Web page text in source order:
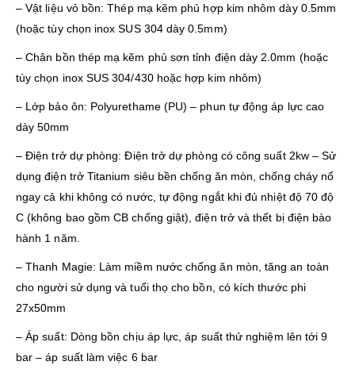
– Vật liệu vỏ bồn: Thép mạ kẽm phủ hợp kim nhôm dày 0.5mm
(hoặc tùy chọn inox SUS 304 dày 0.5mm)
– Chân bồn thép mạ kẽm phủ sơn tỉnh điện dày 2.0mm (hoặc
tùy chọn inox SUS 304/430 hoặc hợp kim nhôm)
– Lớp bảo ôn: Polyurethame (PU) – phun tự động áp lực cao
dày 50mm
– Điện trở dự phòng: Điện trở dự phòng có công suất 2kw – Sử
dụng điện trở Titanium siêu bền chống ăn mòn, chống cháy nổ
ngay cả khi không có nước, tự động ngắt khi đủ nhiệt độ 70 độ
C (không bao gồm CB chống giật), điện trở và thết bị điện bào
hành 1 năm.
– Thanh Magie: Làm miềm nước chống ăn mòn, tăng an toàn
cho người sử dụng và tuổi thọ cho bồn, có kích thước phi
27x50mm
– Áp suất: Dòng bồn chịu áp lực, áp suất thử nghiệm lên tới 9
bar – áp suất làm việc 6 bar